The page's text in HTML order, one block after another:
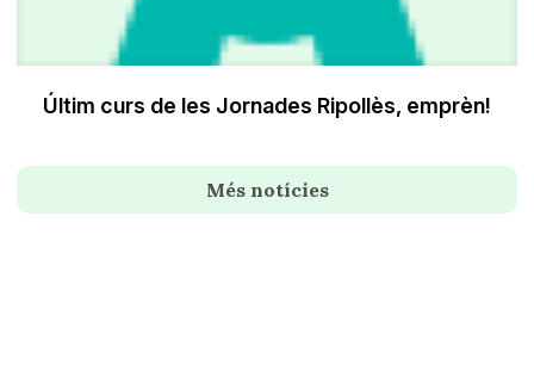
Últim curs de les Jornades Ripollès, emprèn!
Més notícies